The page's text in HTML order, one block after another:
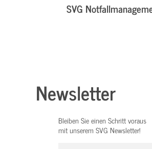
SVG
Newsletter
Bleiben Sie einen Schritt voraus
mit unserem SVG Newsletter!